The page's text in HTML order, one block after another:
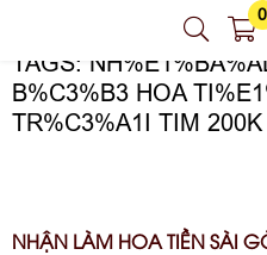
0
TAGS:
B%C3%B3 HOA
TR%C3%A1I TIM
NHẬN LÀM HOA TIỀN SÀI